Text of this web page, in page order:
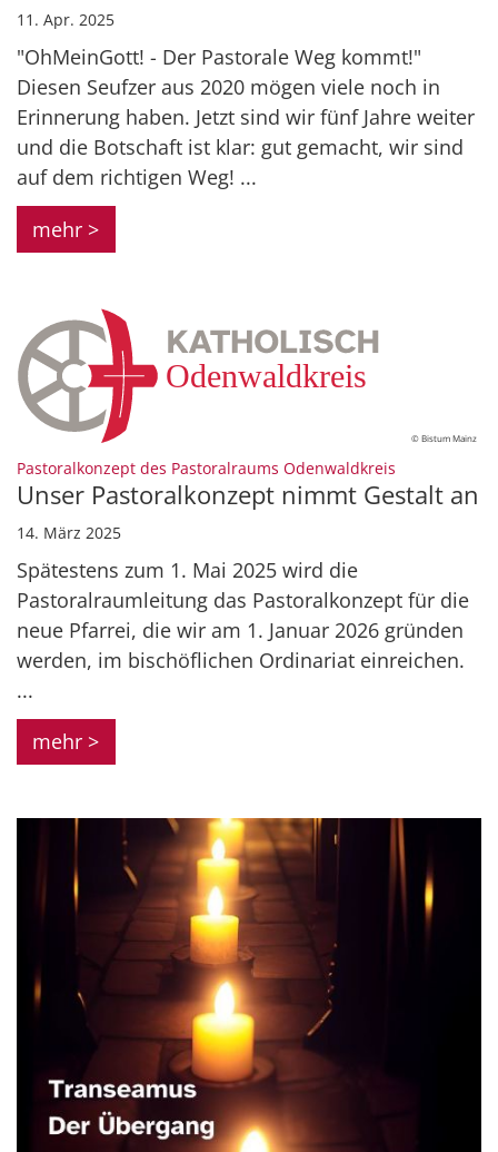
11. Apr. 2025
"OhMeinGott! - Der Pastorale Weg kommt!"
Diesen Seufzer aus 2020 mögen viele noch in
Erinnerung haben. Jetzt sind wir fünf Jahre weiter
und die Botschaft ist klar: gut gemacht, wir sind
auf dem richtigen Weg! ...
mehr >
© Bistum Mainz
Pastoralkonzept des Pastoralraums Odenwaldkreis
Unser Pastoralkonzept nimmt Gestalt an
14. März 2025
Spätestens zum 1. Mai 2025 wird die
Pastoralraumleitung das Pastoralkonzept für die
neue Pfarrei, die wir am 1. Januar 2026 gründen
werden, im bischöflichen Ordinariat einreichen.
...
mehr >